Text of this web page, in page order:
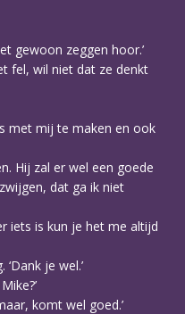
gewoon zeggen hoor.’
fel, wil niet dat ze denkt
met mij te maken en ook
Hij zal er wel een goede
dat ga ik niet
iets is kun je het me altijd
je wel.’
komt wel goed.’